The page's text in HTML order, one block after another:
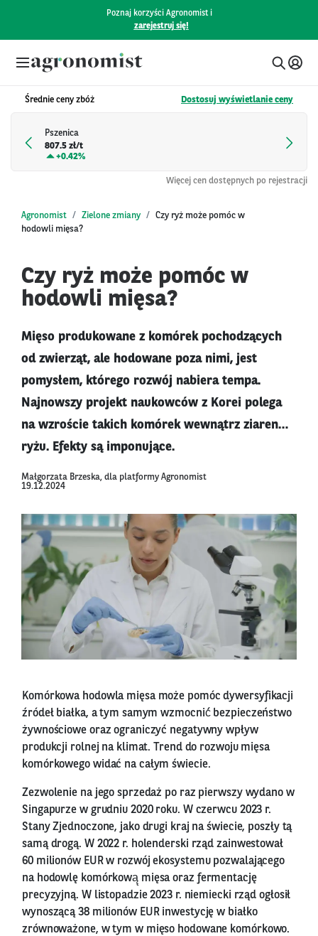
Poznaj korzyści Agronomist i
zarejestruj się!
Średnie ceny zbóż Dostosuj wyświetlanie ceny
Pszenica
807.5 zł/t
+0.42%
Więcej cen dostępnych po rejestracji
Agronomist Zielone zmiany
Czy ryż może pomóc w
hodowli mięsa?
Czy ryż może pomóc w
hodowli mięsa?
Mięso produkowane z komórek pochodzących
od zwierząt, ale hodowane poza nimi, jest
pomysłem, którego rozwój nabiera tempa.
Najnowszy projekt naukowców z Korei polega
na wzroście takich komórek wewnątrz ziaren…
ryżu. Efekty są imponujące.
Małgorzata Brzeska, dla platformy Agronomist
19.12.2024
Komórkowa hodowla mięsa może pomóc dywersyfikacji
źródeł białka, a tym samym wzmocnić́ bezpieczeństwo
żywnościowe oraz ograniczyć negatywny wpływ
produkcji rolnej na klimat. Trend do rozwoju mięsa
komórkowego widać na całym świecie.
Zezwolenie na jego sprzedaż po raz pierwszy wydano w
Singapurze w grudniu 2020 roku. W czerwcu 2023 r.
Stany Zjednoczone, jako drugi kraj na świecie, poszły tą
samą drogą. W 2022 r. holenderski rząd zainwestował
60 milionów EUR w rozwój ekosystemu pozwalającego
na hodowlę komórkową̨ mięsa oraz fermentację
precyzyjną. W listopadzie 2023 r. niemiecki rząd ogłosił
wynoszącą 38 milionów EUR inwestycję w białko
zrównoważone, w tym w mięso hodowane komórkowo.